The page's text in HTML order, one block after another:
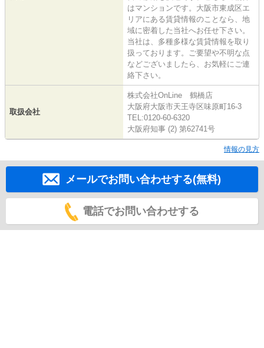
はマンションです。大阪市東成区エ
リアにある賃貸情報のことなら、地
域に密着した当社へお任せ下さい。
当社は、多種多様な賃貸情報を取り
扱っております。ご要望や不明な点
などございましたら、お気軽にご連
絡下さい。
取扱会社
株式会社OnLine 鶴橋店
大阪府大阪市天王寺区味原町16-3
TEL:0120-60-6320
大阪府知事 (2) 第62741号
情報の見方
メールでお問い合わせする(無料)
電話でお問い合わせする